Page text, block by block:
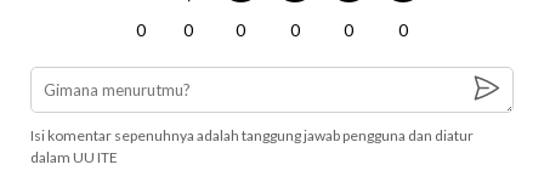
0 0 0 0 0 0
Isi komentar sepenuhnya adalah tanggung jawab pengguna dan diatur
dalam UU ITE